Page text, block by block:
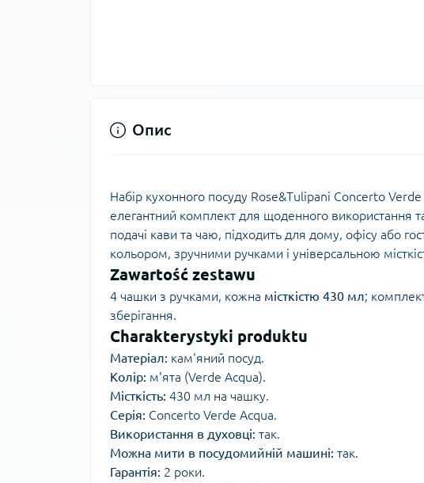
Опис
Набір кухонного посуду Rose&Tulipani Concerto
елегантний комплект для щоденного використання
подачі кави та чаю, підходить для дому, офісу або
кольором, зручними ручками і універсальною
Zawartość zestawu
4 чашки з ручками, кожна місткістю 430 мл;
зберігання.
Charakterystyki produktu
Матеріал: кам'яний посуд.
Колір: м'ята (Verde Acqua).
Місткість: 430 мл на чашку.
Серія: Concerto Verde Acqua.
Використання в духовці: так.
Можна мити в посудомийній машині: так.
Гарантія: 2 роки.